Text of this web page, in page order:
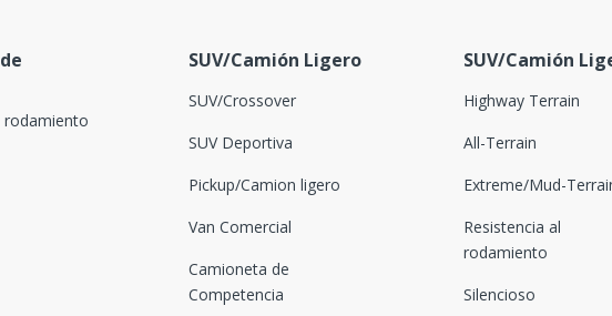
rodamiento
SUV/Camión Ligero
SUV/Crossover
SUV Deportiva
Pickup/Camion ligero
Van Comercial
Camioneta de
Competencia
SUV/Camión
Highway Terrain
All-Terrain
Extreme/Mud-
Resistencia al
rodamiento
Silencioso